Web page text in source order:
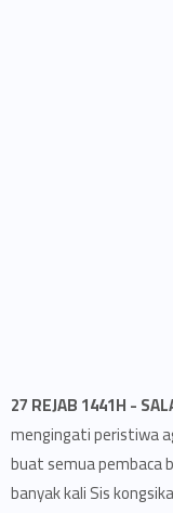
27 REJAB 1441H -
mengingati peristiwa
buat semua pembaca
banyak kali Sis